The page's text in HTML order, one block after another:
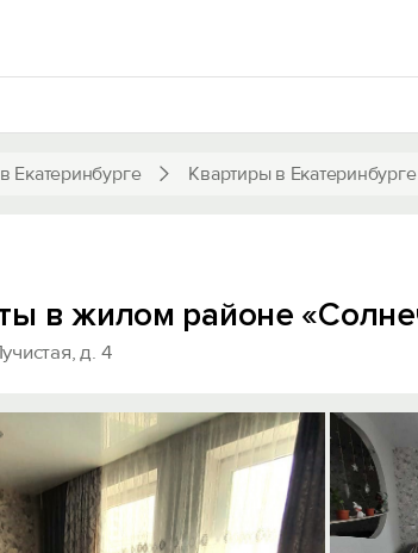
Екатеринбурге Квартиры в Екатеринбурге
в жилом районе
д. 4